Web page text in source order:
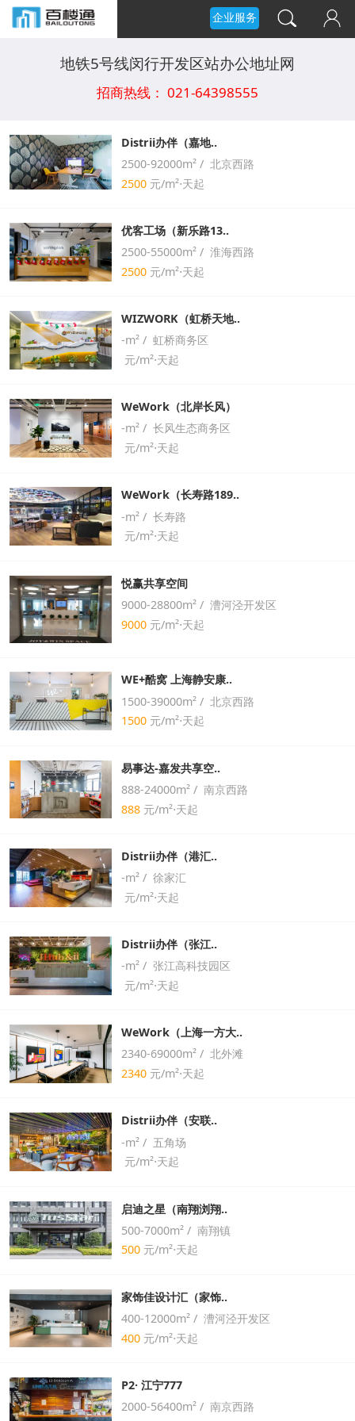
企业服务
地铁5号线闵行开发区站办公地址网
招商热线： 021-64398555
Distrii办伴（嘉地..
2500-92000m² / 北京西路
2500 元/m²⋅天起
优客工场（新乐路13..
2500-55000m² / 淮海西路
2500 元/m²⋅天起
WIZWORK（虹桥天地..
-m² / 虹桥商务区
元/m²⋅天起
WeWork（北岸长风）
-m² / 长风生态商务区
元/m²⋅天起
WeWork（长寿路189..
-m² / 长寿路
元/m²⋅天起
悦赢共享空间
9000-28800m² / 漕河泾开发区
9000 元/m²⋅天起
WE+酷窝 上海静安康..
1500-39000m² / 北京西路
1500 元/m²⋅天起
易事达-嘉发共享空..
888-24000m² / 南京西路
888 元/m²⋅天起
Distrii办伴（港汇..
-m² / 徐家汇
元/m²⋅天起
Distrii办伴（张江..
-m² / 张江高科技园区
元/m²⋅天起
WeWork（上海一方大..
2340-69000m² / 北外滩
2340 元/m²⋅天起
Distrii办伴（安联..
-m² / 五角场
元/m²⋅天起
启迪之星（南翔浏翔..
500-7000m² / 南翔镇
500 元/m²⋅天起
家饰佳设计汇（家饰..
400-12000m² / 漕河泾开发区
400 元/m²⋅天起
P2· 江宁777
2000-56400m² / 南京西路